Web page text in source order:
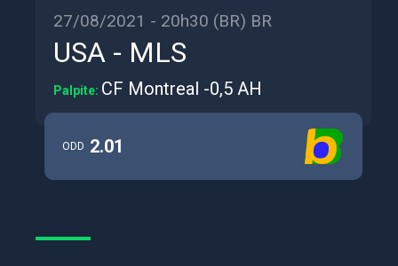
27/08/2021 - 20h30 (BR) BR
USA - MLS
Palpite: CF Montreal -0,5 AH
ODD 2.01